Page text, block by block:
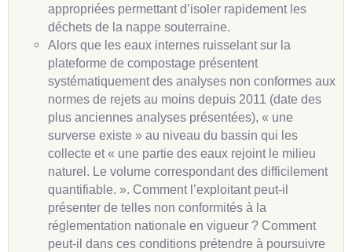
appropriées permettant d’isoler rapidement les
déchets de la nappe souterraine.
Alors que les eaux internes ruisselant sur la
plateforme de compostage présentent
systématiquement des analyses non conformes aux
normes de rejets au moins depuis 2011 (date des
plus anciennes analyses présentées), « une
surverse existe » au niveau du bassin qui les
collecte et « une partie des eaux rejoint le milieu
naturel. Le volume correspondant des difficilement
quantifiable. ». Comment l’exploitant peut-il
présenter de telles non conformités à la
réglementation nationale en vigueur ? Comment
peut-il dans ces conditions prétendre à poursuivre